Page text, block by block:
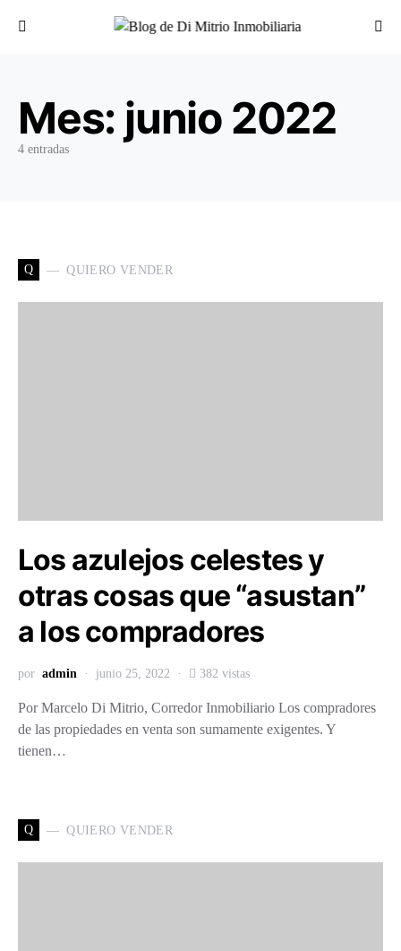
Buscar por:
Mes: junio 2022
4 entradas
Q QUIERO VENDER
Los azulejos celestes y
otras cosas que “asustan”
a los compradores
por admin junio 25, 2022 382 vistas
Por Marcelo Di Mitrio, Corredor Inmobiliario Los compradores
de las propiedades en venta son sumamente exigentes. Y
tienen…
Q QUIERO VENDER